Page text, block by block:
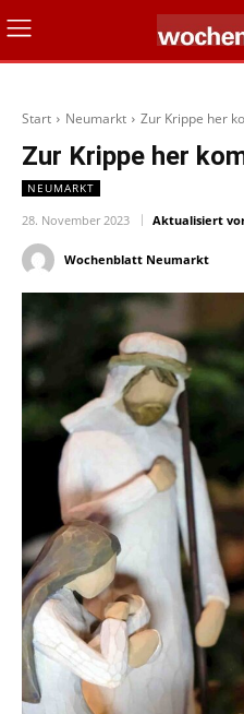
Start Neumarkt Zur Krippe her
Zur Krippe her
NEUMARKT
28. November 2023 Aktualisiert
Wochenblatt Neumarkt